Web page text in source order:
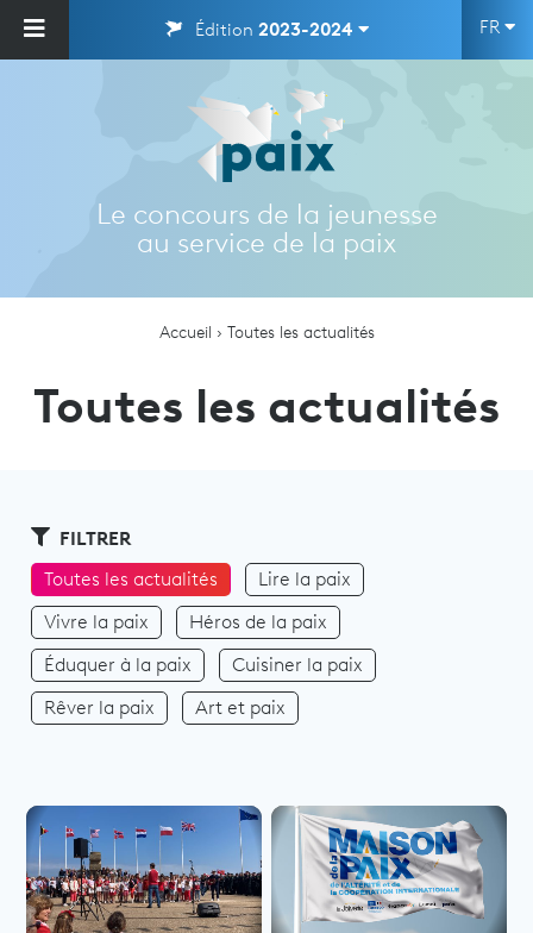
Édition 2023-2024 FR
Le concours de la jeunesse
au service de la paix
Accueil Toutes les actualités
Toutes les actualités
FILTRER
Toutes les actualités Lire la paix
Vivre la paix Héros de la paix
Éduquer à la paix Cuisiner la paix
Rêver la paix Art et paix